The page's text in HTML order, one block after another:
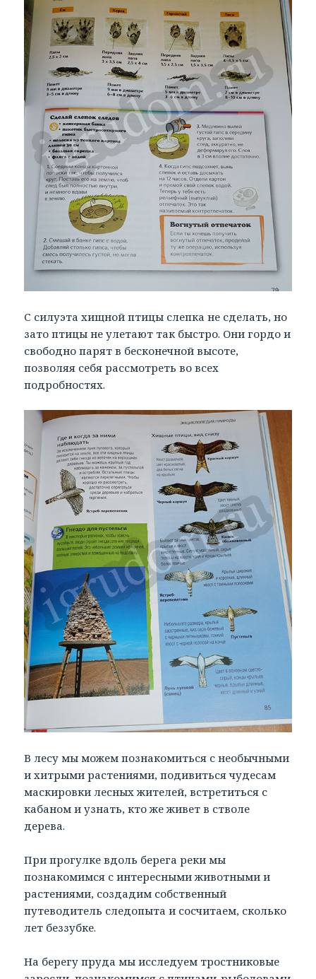
С силуэта хищной птицы слепка не сделать, но
зато птицы не улетают так быстро. Они гордо и
свободно парят в бесконечной высоте,
позволяя себя рассмотреть во всех
подробностях.
В лесу мы можем познакомиться с необычными
и хитрыми растениями, подивиться чудесам
маскировки лесных жителей, встретиться с
кабаном и узнать, кто же живет в стволе
дерева.
При прогулке вдоль берега реки мы
познакомимся с интересными животными и
растениями, создадим собственный
путеводитель следопыта и сосчитаем, сколько
лет беззубке.
На берегу пруда мы исследуем тростниковые